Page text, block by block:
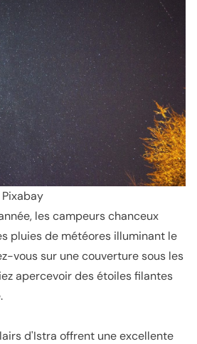
les campeurs chanceux
pluies de météores illuminant le
vous sur une couverture sous les
apercevoir des étoiles filantes
d'Istra offrent une excellente